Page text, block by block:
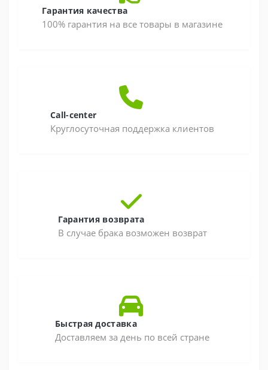
Гарантия качества
100% гарантия на все товары в магазине
Call-center
Круглосуточная поддержка клиентов
Гарантия возврата
В случае брака возможен возврат
Быстрая доставка
Доставляем за день по всей стране